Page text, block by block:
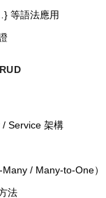
等語法應用
/ Service 架構
Many / Many-to-One）
法